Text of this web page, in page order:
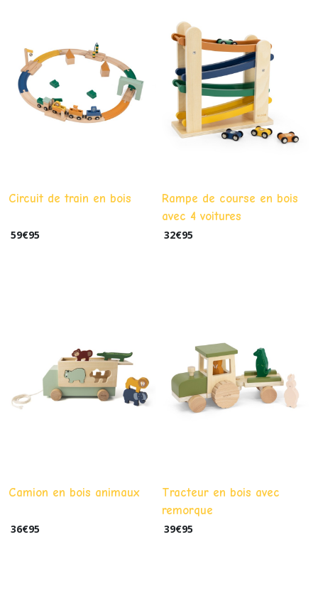
Circuit de train en bois
59€95
Rampe de course en bois
avec 4 voitures
32€95
Camion en bois animaux
36€95
Tracteur en bois avec
remorque
39€95